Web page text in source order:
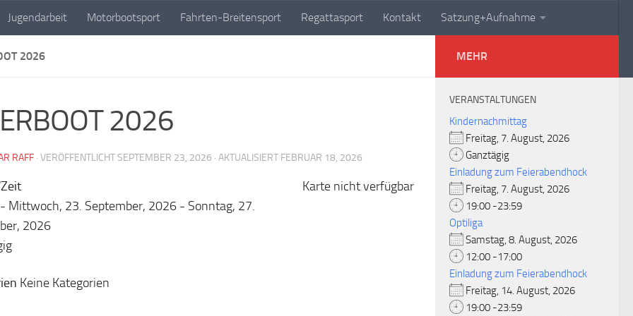
Jugendarbeit Motorbootsport Fahrten-Breitensport Regattasport Kontakt Satzung+Aufnahme
2026
2026
RAFF · VERÖFFENTLICHTSEPTEMBER 23, 2026 · AKTUALISIERT FEBRUAR 18, 2026
Karte nicht verfügbar
Mittwoch, 23. September, 2026 - Sonntag, 27.
2026
Keine Kategorien
MEHR
VERANSTALTUNGEN
Kindernachmittag
Freitag, 7. August, 2026
Ganztägig
Einladung zum Feierabendhock
Freitag, 7. August, 2026
19:00 -23:59
Optiliga
Samstag, 8. August, 2026
12:00 -17:00
Einladung zum Feierabendhock
Freitag, 14. August, 2026
19:00 -23:59